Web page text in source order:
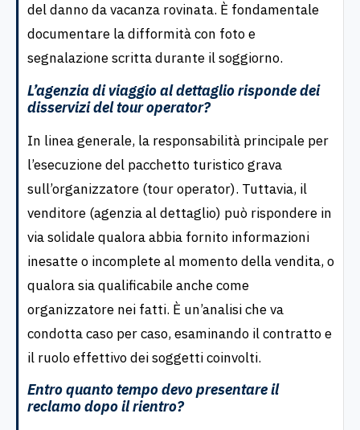
del danno da vacanza rovinata. È fondamentale
documentare la difformità con foto e
segnalazione scritta durante il soggiorno.
L’agenzia di viaggio al dettaglio risponde dei
disservizi del tour operator?
In linea generale, la responsabilità principale per
l’esecuzione del pacchetto turistico grava
sull’organizzatore (tour operator). Tuttavia, il
venditore (agenzia al dettaglio) può rispondere in
via solidale qualora abbia fornito informazioni
inesatte o incomplete al momento della vendita, o
qualora sia qualificabile anche come
organizzatore nei fatti. È un’analisi che va
condotta caso per caso, esaminando il contratto e
il ruolo effettivo dei soggetti coinvolti.
Entro quanto tempo devo presentare il
reclamo dopo il rientro?